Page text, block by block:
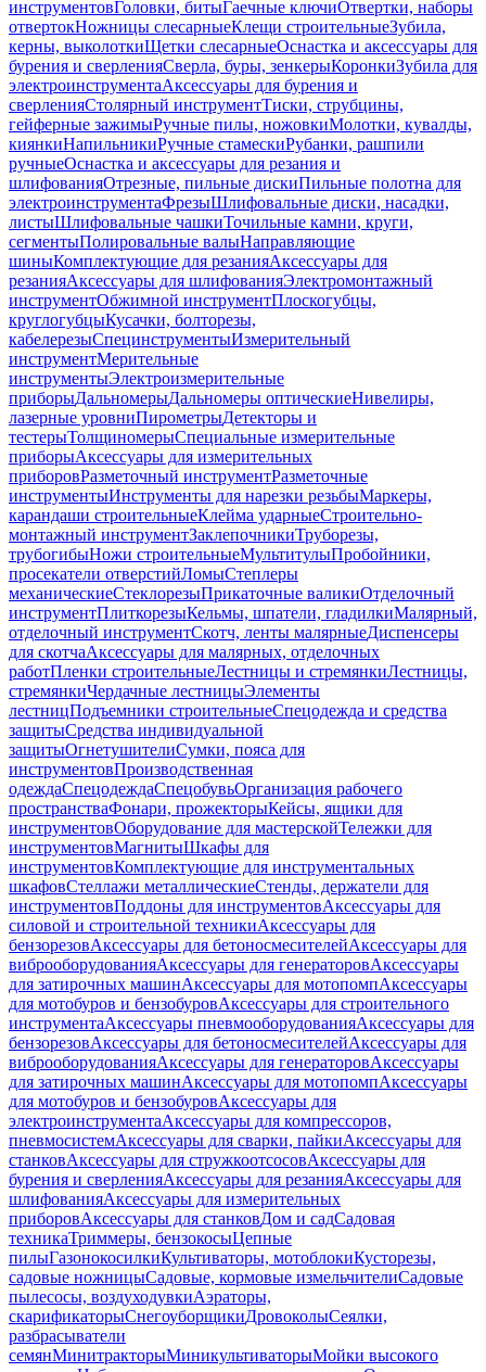
инструментовГоловки, битыГаечные ключиОтвертки, наборы
отвертокНожницы слесарныеКлещи строительныеЗубила,
керны, выколоткиЩетки слесарныеОснастка и аксессуары для
бурения и сверленияСверла, буры, зенкерыКоронкиЗубила для
электроинструментаАксессуары для бурения и
сверленияСтолярный инструментТиски, струбцины,
гейферные зажимыРучные пилы, ножовкиМолотки, кувалды,
киянкиНапильникиРучные стамескиРубанки, рашпили
ручныеОснастка и аксессуары для резания и
шлифованияОтрезные, пильные дискиПильные полотна для
электроинструментаФрезыШлифовальные диски, насадки,
листыШлифовальные чашкиТочильные камни, круги,
сегментыПолировальные валыНаправляющие
шиныКомплектующие для резанияАксессуары для
резанияАксессуары для шлифованияЭлектромонтажный
инструментОбжимной инструментПлоскогубцы,
круглогубцыКусачки, болторезы,
кабелерезыСпецинструментыИзмерительный
инструментМерительные
инструментыЭлектроизмерительные
приборыДальномерыДальномеры оптическиеНивелиры,
лазерные уровниПирометрыДетекторы и
тестерыТолщиномерыСпециальные измерительные
приборыАксессуары для измерительных
приборовРазметочный инструментРазметочные
инструментыИнструменты для нарезки резьбыМаркеры,
карандаши строительныеКлейма ударныеСтроительно-
монтажный инструментЗаклепочникиТруборезы,
трубогибыНожи строительныеМультитулыПробойники,
просекатели отверстийЛомыСтеплеры
механическиеСтеклорезыПрикаточные валикиОтделочный
инструментПлиткорезыКельмы, шпатели, гладилкиМалярный,
отделочный инструментСкотч, ленты малярныеДиспенсеры
для скотчаАксессуары для малярных, отделочных
работПленки строительныеЛестницы и стремянкиЛестницы,
стремянкиЧердачные лестницыЭлементы
лестницПодъемники строительныеСпецодежда и средства
защитыСредства индивидуальной
защитыОгнетушителиСумки, пояса для
инструментовПроизводственная
одеждаСпецодеждаСпецобувьОрганизация рабочего
пространстваФонари, прожекторыКейсы, ящики для
инструментовОборудование для мастерскойТележки для
инструментовМагнитыШкафы для
инструментовКомплектующие для инструментальных
шкафовСтеллажи металлическиеСтенды, держатели для
инструментовПоддоны для инструментовАксессуары для
силовой и строительной техникиАксессуары для
бензорезовАксессуары для бетоносмесителейАксессуары для
виброоборудованияАксессуары для генераторовАксессуары
для затирочных машинАксессуары для мотопомпАксессуары
для мотобуров и бензобуровАксессуары для строительного
инструментаАксессуары пневмооборудованияАксессуары для
бензорезовАксессуары для бетоносмесителейАксессуары для
виброоборудованияАксессуары для генераторовАксессуары
для затирочных машинАксессуары для мотопомпАксессуары
для мотобуров и бензобуровАксессуары для
электроинструментаАксессуары для компрессоров,
пневмосистемАксессуары для сварки, пайкиАксессуары для
станковАксессуары для стружкоотсосовАксессуары для
бурения и сверленияАксессуары для резанияАксессуары для
шлифованияАксессуары для измерительных
приборовАксессуары для станковДом и садСадовая
техникаТриммеры, бензокосыЦепные
пилыГазонокосилкиКультиваторы, мотоблокиКусторезы,
садовые ножницыСадовые, кормовые измельчителиСадовые
пылесосы, воздуходувкиАэраторы,
скарификаторыСнегоуборщикиДровоколыСеялки,
разбрасыватели
семянМинитракторыМиникультиваторыМойки высокого